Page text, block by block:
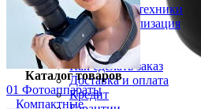
Прокат фототехники
Выкуп и реализация
Покупателям
Акции
Как сделать заказ
Доставка и оплата
Кредит
Каталог товаров
01 Фотоаппараты
Компактные